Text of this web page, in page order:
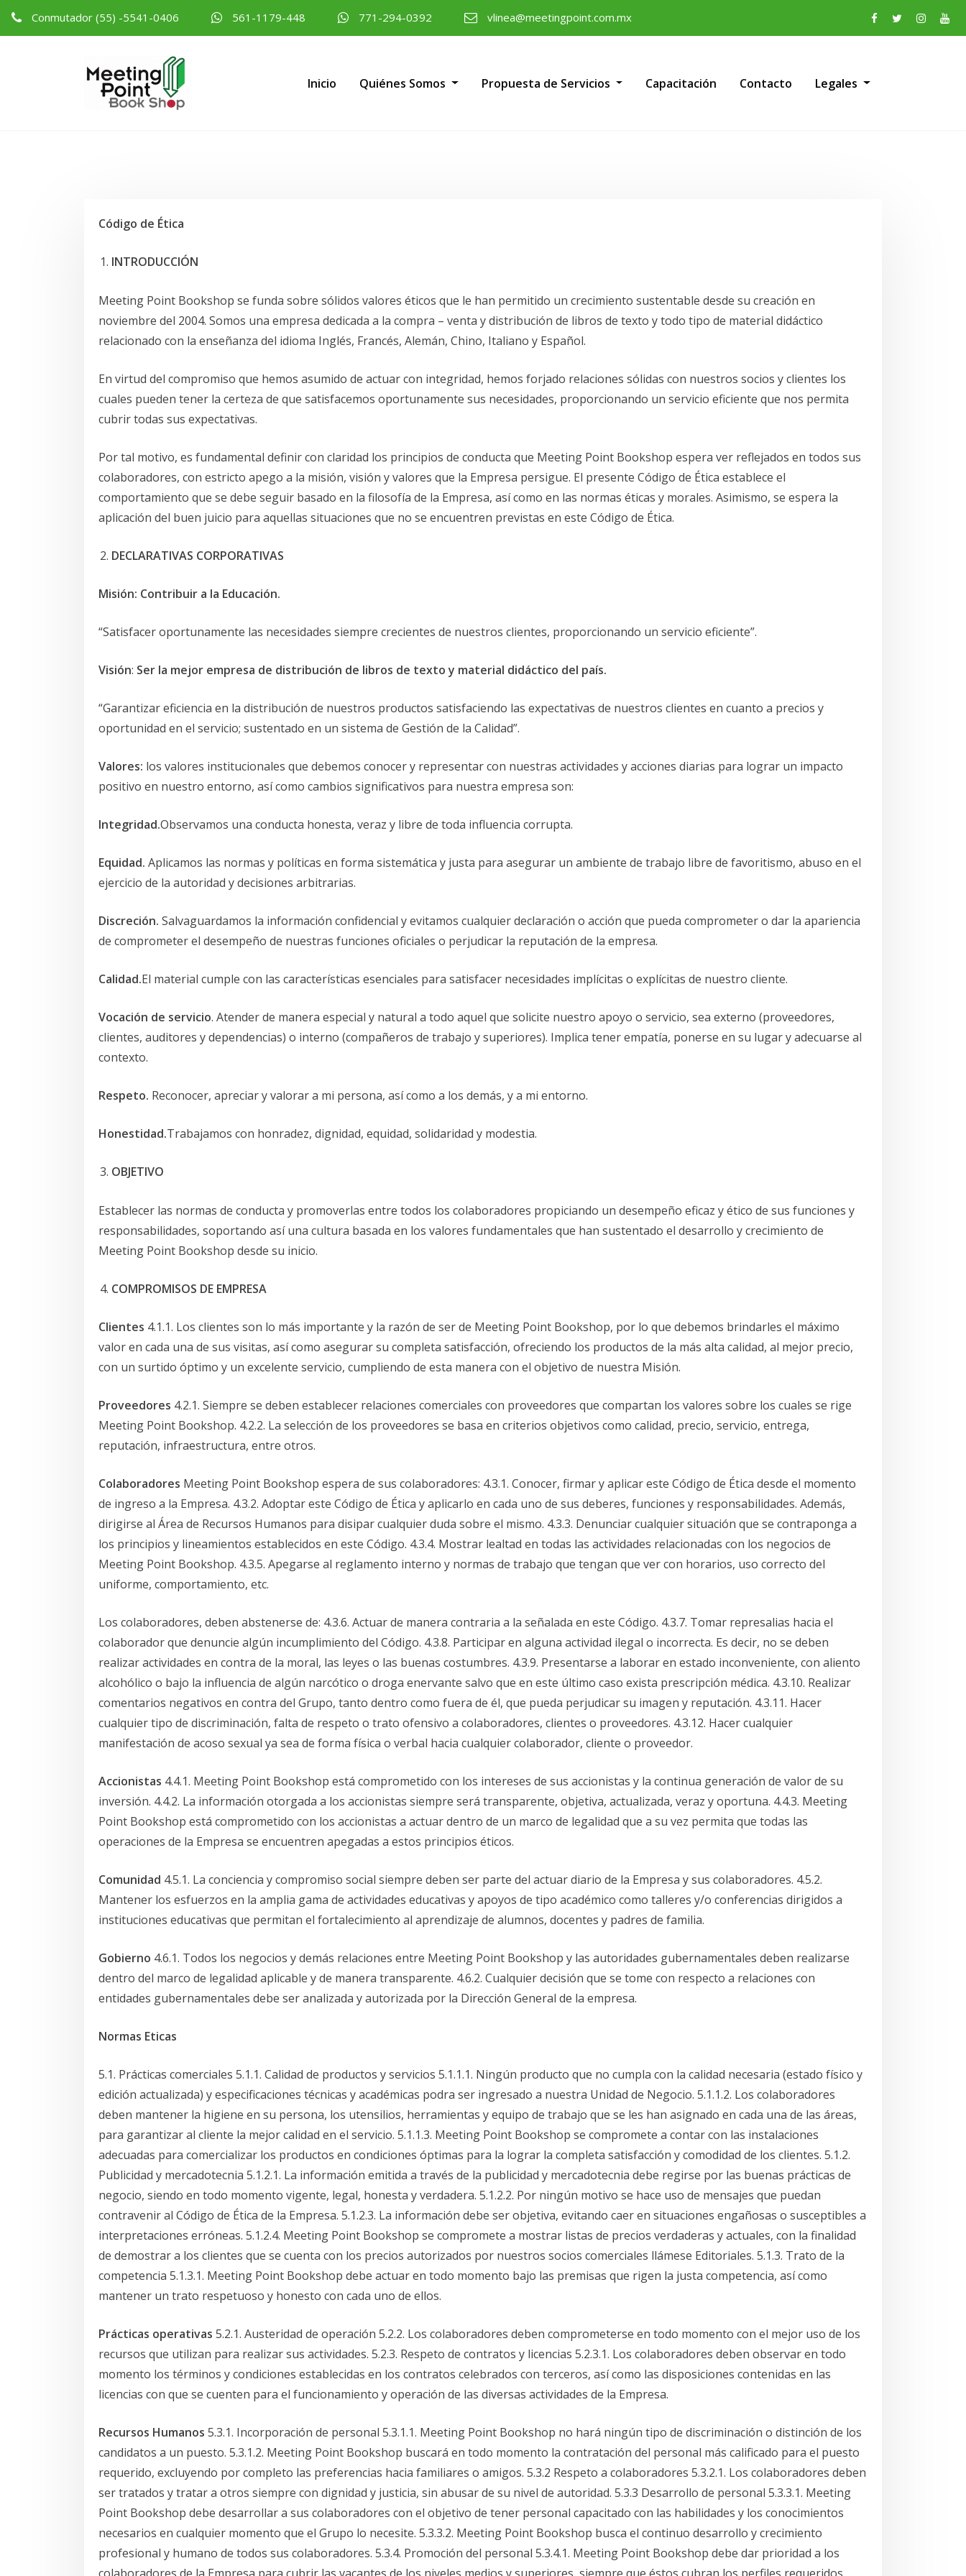
Conmutador (55) -5541-0406 561-1179-448 771-294-0392 vlinea@meetingpoint.com.mx
Inicio Quiénes Somos Propuesta de Servicios Capacitación Contacto Legales
Código de Ética
INTRODUCCIÓN
Meeting Point Bookshop se funda sobre sólidos valores éticos que le han permitido un crecimiento sustentable desde su creación en
noviembre del 2004. Somos una empresa dedicada a la compra – venta y distribución de libros de texto y todo tipo de material didáctico
relacionado con la enseñanza del idioma Inglés, Francés, Alemán, Chino, Italiano y Español.
En virtud del compromiso que hemos asumido de actuar con integridad, hemos forjado relaciones sólidas con nuestros socios y clientes los
cuales pueden tener la certeza de que satisfacemos oportunamente sus necesidades, proporcionando un servicio eficiente que nos permita
cubrir todas sus expectativas.
Por tal motivo, es fundamental definir con claridad los principios de conducta que Meeting Point Bookshop espera ver reflejados en todos sus
colaboradores, con estricto apego a la misión, visión y valores que la Empresa persigue. El presente Código de Ética establece el
comportamiento que se debe seguir basado en la filosofía de la Empresa, así como en las normas éticas y morales. Asimismo, se espera la
aplicación del buen juicio para aquellas situaciones que no se encuentren previstas en este Código de Ética.
DECLARATIVAS CORPORATIVAS
Misión: Contribuir a la Educación.
“Satisfacer oportunamente las necesidades siempre crecientes de nuestros clientes, proporcionando un servicio eficiente”.
Visión: Ser la mejor empresa de distribución de libros de texto y material didáctico del país.
“Garantizar eficiencia en la distribución de nuestros productos satisfaciendo las expectativas de nuestros clientes en cuanto a precios y
oportunidad en el servicio; sustentado en un sistema de Gestión de la Calidad”.
Valores: los valores institucionales que debemos conocer y representar con nuestras actividades y acciones diarias para lograr un impacto
positivo en nuestro entorno, así como cambios significativos para nuestra empresa son:
Integridad.Observamos una conducta honesta, veraz y libre de toda influencia corrupta.
Equidad. Aplicamos las normas y políticas en forma sistemática y justa para asegurar un ambiente de trabajo libre de favoritismo, abuso en el
ejercicio de la autoridad y decisiones arbitrarias.
Discreción. Salvaguardamos la información confidencial y evitamos cualquier declaración o acción que pueda comprometer o dar la apariencia
de comprometer el desempeño de nuestras funciones oficiales o perjudicar la reputación de la empresa.
Calidad.El material cumple con las características esenciales para satisfacer necesidades implícitas o explícitas de nuestro cliente.
Vocación de servicio. Atender de manera especial y natural a todo aquel que solicite nuestro apoyo o servicio, sea externo (proveedores,
clientes, auditores y dependencias) o interno (compañeros de trabajo y superiores). Implica tener empatía, ponerse en su lugar y adecuarse al
contexto.
Respeto. Reconocer, apreciar y valorar a mi persona, así como a los demás, y a mi entorno.
Honestidad.Trabajamos con honradez, dignidad, equidad, solidaridad y modestia.
OBJETIVO
Establecer las normas de conducta y promoverlas entre todos los colaboradores propiciando un desempeño eficaz y ético de sus funciones y
responsabilidades, soportando así una cultura basada en los valores fundamentales que han sustentado el desarrollo y crecimiento de
Meeting Point Bookshop desde su inicio.
COMPROMISOS DE EMPRESA
Clientes 4.1.1. Los clientes son lo más importante y la razón de ser de Meeting Point Bookshop, por lo que debemos brindarles el máximo
valor en cada una de sus visitas, así como asegurar su completa satisfacción, ofreciendo los productos de la más alta calidad, al mejor precio,
con un surtido óptimo y un excelente servicio, cumpliendo de esta manera con el objetivo de nuestra Misión.
Proveedores 4.2.1. Siempre se deben establecer relaciones comerciales con proveedores que compartan los valores sobre los cuales se rige
Meeting Point Bookshop. 4.2.2. La selección de los proveedores se basa en criterios objetivos como calidad, precio, servicio, entrega,
reputación, infraestructura, entre otros.
Colaboradores Meeting Point Bookshop espera de sus colaboradores: 4.3.1. Conocer, firmar y aplicar este Código de Ética desde el momento
de ingreso a la Empresa. 4.3.2. Adoptar este Código de Ética y aplicarlo en cada uno de sus deberes, funciones y responsabilidades. Además,
dirigirse al Área de Recursos Humanos para disipar cualquier duda sobre el mismo. 4.3.3. Denunciar cualquier situación que se contraponga a
los principios y lineamientos establecidos en este Código. 4.3.4. Mostrar lealtad en todas las actividades relacionadas con los negocios de
Meeting Point Bookshop. 4.3.5. Apegarse al reglamento interno y normas de trabajo que tengan que ver con horarios, uso correcto del
uniforme, comportamiento, etc.
Los colaboradores, deben abstenerse de: 4.3.6. Actuar de manera contraria a la señalada en este Código. 4.3.7. Tomar represalias hacia el
colaborador que denuncie algún incumplimiento del Código. 4.3.8. Participar en alguna actividad ilegal o incorrecta. Es decir, no se deben
realizar actividades en contra de la moral, las leyes o las buenas costumbres. 4.3.9. Presentarse a laborar en estado inconveniente, con aliento
alcohólico o bajo la influencia de algún narcótico o droga enervante salvo que en este último caso exista prescripción médica. 4.3.10. Realizar
comentarios negativos en contra del Grupo, tanto dentro como fuera de él, que pueda perjudicar su imagen y reputación. 4.3.11. Hacer
cualquier tipo de discriminación, falta de respeto o trato ofensivo a colaboradores, clientes o proveedores. 4.3.12. Hacer cualquier
manifestación de acoso sexual ya sea de forma física o verbal hacia cualquier colaborador, cliente o proveedor.
Accionistas 4.4.1. Meeting Point Bookshop está comprometido con los intereses de sus accionistas y la continua generación de valor de su
inversión. 4.4.2. La información otorgada a los accionistas siempre será transparente, objetiva, actualizada, veraz y oportuna. 4.4.3. Meeting
Point Bookshop está comprometido con los accionistas a actuar dentro de un marco de legalidad que a su vez permita que todas las
operaciones de la Empresa se encuentren apegadas a estos principios éticos.
Comunidad 4.5.1. La conciencia y compromiso social siempre deben ser parte del actuar diario de la Empresa y sus colaboradores. 4.5.2.
Mantener los esfuerzos en la amplia gama de actividades educativas y apoyos de tipo académico como talleres y/o conferencias dirigidos a
instituciones educativas que permitan el fortalecimiento al aprendizaje de alumnos, docentes y padres de familia.
Gobierno 4.6.1. Todos los negocios y demás relaciones entre Meeting Point Bookshop y las autoridades gubernamentales deben realizarse
dentro del marco de legalidad aplicable y de manera transparente. 4.6.2. Cualquier decisión que se tome con respecto a relaciones con
entidades gubernamentales debe ser analizada y autorizada por la Dirección General de la empresa.
Normas Eticas
5.1. Prácticas comerciales 5.1.1. Calidad de productos y servicios 5.1.1.1. Ningún producto que no cumpla con la calidad necesaria (estado físico y
edición actualizada) y especificaciones técnicas y académicas podra ser ingresado a nuestra Unidad de Negocio. 5.1.1.2. Los colaboradores
deben mantener la higiene en su persona, los utensilios, herramientas y equipo de trabajo que se les han asignado en cada una de las áreas,
para garantizar al cliente la mejor calidad en el servicio. 5.1.1.3. Meeting Point Bookshop se compromete a contar con las instalaciones
adecuadas para comercializar los productos en condiciones óptimas para la lograr la completa satisfacción y comodidad de los clientes. 5.1.2.
Publicidad y mercadotecnia 5.1.2.1. La información emitida a través de la publicidad y mercadotecnia debe regirse por las buenas prácticas de
negocio, siendo en todo momento vigente, legal, honesta y verdadera. 5.1.2.2. Por ningún motivo se hace uso de mensajes que puedan
contravenir al Código de Ética de la Empresa. 5.1.2.3. La información debe ser objetiva, evitando caer en situaciones engañosas o susceptibles a
interpretaciones erróneas. 5.1.2.4. Meeting Point Bookshop se compromete a mostrar listas de precios verdaderas y actuales, con la finalidad
de demostrar a los clientes que se cuenta con los precios autorizados por nuestros socios comerciales llámese Editoriales. 5.1.3. Trato de la
competencia 5.1.3.1. Meeting Point Bookshop debe actuar en todo momento bajo las premisas que rigen la justa competencia, así como
mantener un trato respetuoso y honesto con cada uno de ellos.
Prácticas operativas 5.2.1. Austeridad de operación 5.2.2. Los colaboradores deben comprometerse en todo momento con el mejor uso de los
recursos que utilizan para realizar sus actividades. 5.2.3. Respeto de contratos y licencias 5.2.3.1. Los colaboradores deben observar en todo
momento los términos y condiciones establecidas en los contratos celebrados con terceros, así como las disposiciones contenidas en las
licencias con que se cuenten para el funcionamiento y operación de las diversas actividades de la Empresa.
Recursos Humanos 5.3.1. Incorporación de personal 5.3.1.1. Meeting Point Bookshop no hará ningún tipo de discriminación o distinción de los
candidatos a un puesto. 5.3.1.2. Meeting Point Bookshop buscará en todo momento la contratación del personal más calificado para el puesto
requerido, excluyendo por completo las preferencias hacia familiares o amigos. 5.3.2 Respeto a colaboradores 5.3.2.1. Los colaboradores deben
ser tratados y tratar a otros siempre con dignidad y justicia, sin abusar de su nivel de autoridad. 5.3.3 Desarrollo de personal 5.3.3.1. Meeting
Point Bookshop debe desarrollar a sus colaboradores con el objetivo de tener personal capacitado con las habilidades y los conocimientos
necesarios en cualquier momento que el Grupo lo necesite. 5.3.3.2. Meeting Point Bookshop busca el continuo desarrollo y crecimiento
profesional y humano de todos sus colaboradores. 5.3.4. Promoción del personal 5.3.4.1. Meeting Point Bookshop debe dar prioridad a los